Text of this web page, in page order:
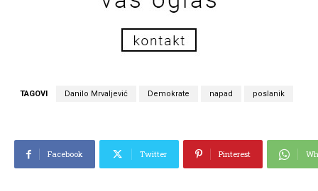
TAGOVI Danilo Mrvaljević Demokrate napad poslanik
Facebook Twitter Pinterest